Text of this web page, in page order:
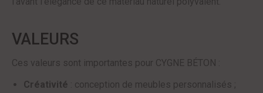
VALEURS
Ces valeurs sont importantes pour CYGNE BÉTON :
Créativité : conception de meubles personnalisés ;